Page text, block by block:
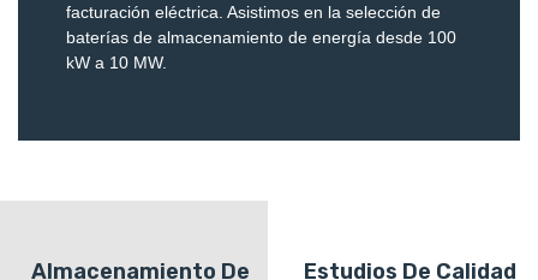
facturación eléctrica. Asistimos en la selección de
baterías de almacenamiento de energía desde 100
kW a 10 MW.
Almacenamiento De
Estudios De Calidad